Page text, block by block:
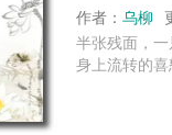
作者： 乌柳
半张残面，
身上流转的